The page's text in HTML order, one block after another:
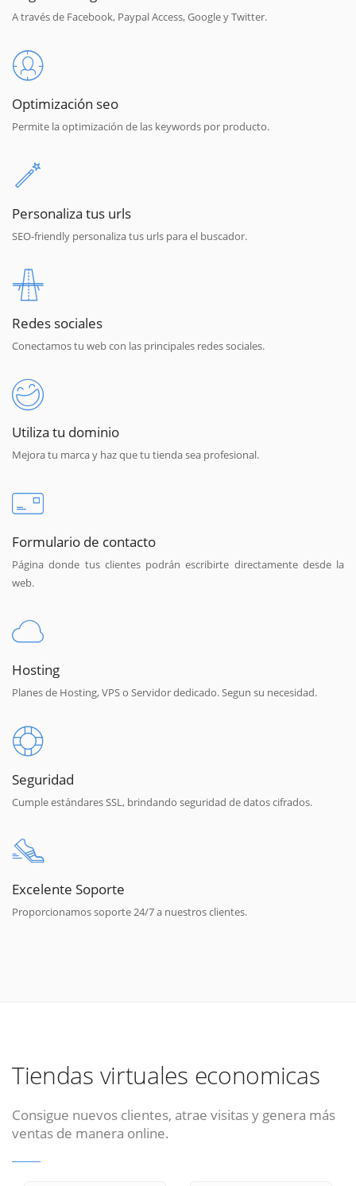
A través de Facebook, Paypal Access, Google y Twitter.
Optimización seo
Permite la optimización de las keywords por producto.
Personaliza tus urls
SEO-friendly personaliza tus urls para el buscador.
Redes sociales
Conectamos tu web con las principales redes sociales.
Utiliza tu dominio
Mejora tu marca y haz que tu tienda sea profesional.
Formulario de contacto
Página donde tus clientes podrán escribirte directamente desde la
web.
Hosting
Planes de Hosting, VPS o Servidor dedicado. Segun su necesidad.
Seguridad
Cumple estándares SSL, brindando seguridad de datos cifrados.
Excelente Soporte
Proporcionamos soporte 24/7 a nuestros clientes.
Tiendas virtuales economicas
Consigue nuevos clientes, atrae visitas y genera más
ventas de manera online.